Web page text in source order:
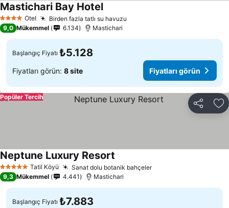
4 Yıldız Otel Birden fazla tatlı su havuzu
Mastichari Bay HotelFiyatları görün
9,0 Mükemmel 6.134 Mastichari
Başlangıç Fiyatı ₺5.128
Fiyatları görün: 8 site Fiyatları görün
Paylaş
Popüler Tercih
5 Yıldız Tatil Köyü Sanat dolu botanik bahçelerFiyatları görün
Neptune Luxury Resort
9,3 Mükemmel 4.441 Mastichari
Başlangıç Fiyatı ₺7.883